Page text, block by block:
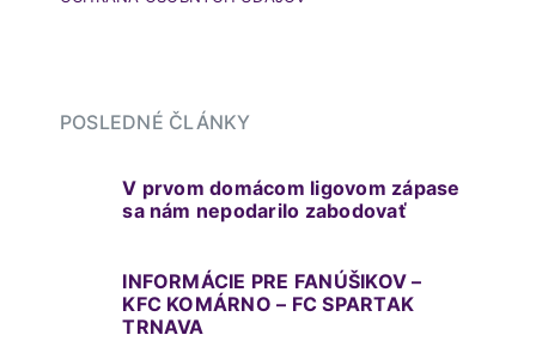
POSLEDNÉ ČLÁNKY
V prvom domácom ligovom zápase
sa nám nepodarilo zabodovať
INFORMÁCIE PRE FANÚŠIKOV –
KFC KOMÁRNO – FC SPARTAK
TRNAVA